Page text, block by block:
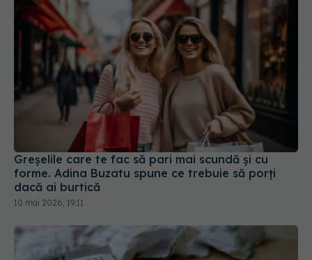
Greșelile care te fac să pari mai scundă și cu
forme. Adina Buzatu spune ce trebuie să porți
dacă ai burtică
10 mai 2026, 19:11